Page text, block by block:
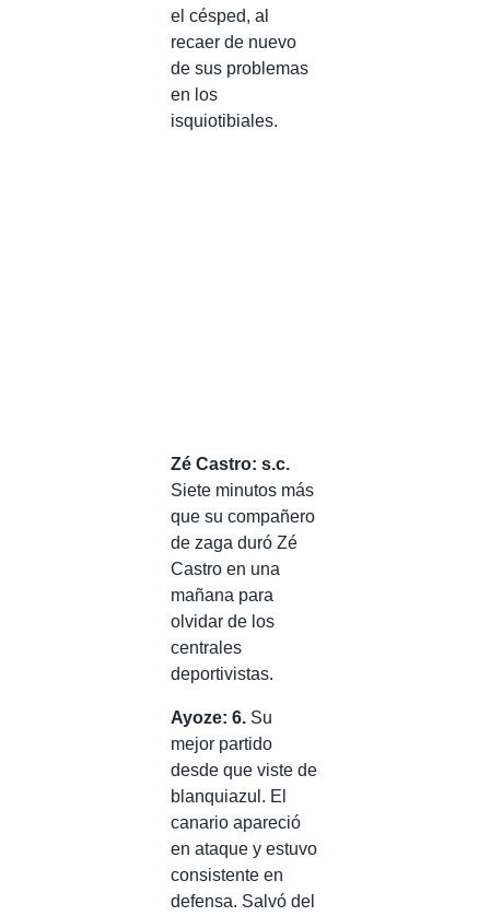
el césped, al
recaer de nuevo
de sus problemas
en los
isquiotibiales.
Zé Castro: s.c.
Siete minutos más
que su compañero
de zaga duró Zé
Castro en una
mañana para
olvidar de los
centrales
deportivistas.
Ayoze: 6. Su
mejor partido
desde que viste de
blanquiazul. El
canario apareció
en ataque y estuvo
consistente en
defensa. Salvó del